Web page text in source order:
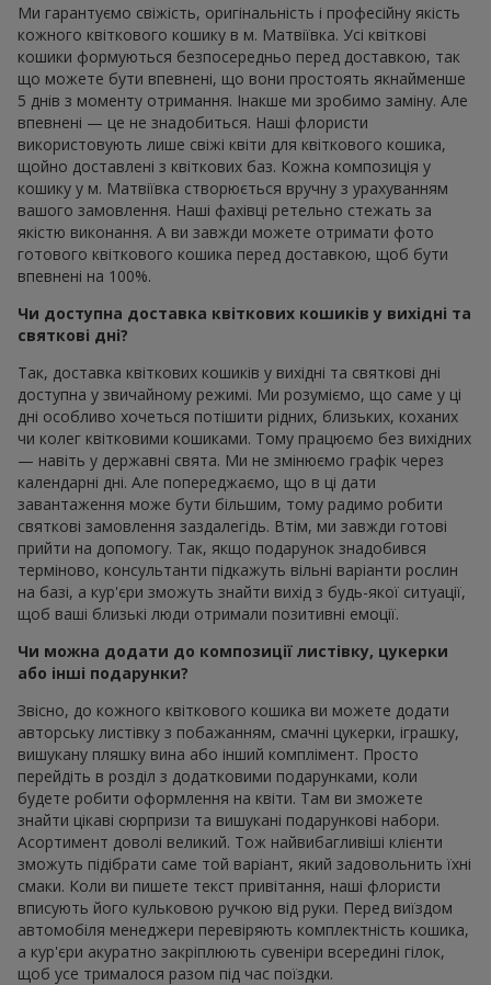
Ми гарантуємо свіжість, оригінальність і професійну якість
кожного квіткового кошику в м. Матвіївка. Усі квіткові
кошики формуються безпосередньо перед доставкою, так
що можете бути впевнені, що вони простоять якнайменше
5 днів з моменту отримання. Інакше ми зробимо заміну. Але
впевнені — це не знадобиться. Наші флористи
використовують лише свіжі квіти для квіткового кошика,
щойно доставлені з квіткових баз. Кожна композиція у
кошику у м. Матвіївка створюється вручну з урахуванням
вашого замовлення. Наші фахівці ретельно стежать за
якістю виконання. А ви завжди можете отримати фото
готового квіткового кошика перед доставкою, щоб бути
впевнені на 100%.
Чи доступна доставка квіткових кошиків у вихідні та
святкові дні?
Так, доставка квіткових кошиків у вихідні та святкові дні
доступна у звичайному режимі. Ми розуміємо, що саме у ці
дні особливо хочеться потішити рідних, близьких, коханих
чи колег квітковими кошиками. Тому працюємо без вихідних
— навіть у державні свята. Ми не змінюємо графік через
календарні дні. Але попереджаємо, що в ці дати
завантаження може бути більшим, тому радимо робити
святкові замовлення заздалегідь. Втім, ми завжди готові
прийти на допомогу. Так, якщо подарунок знадобився
терміново, консультанти підкажуть вільні варіанти рослин
на базі, а кур'єри зможуть знайти вихід з будь-якої ситуації,
щоб ваші близькі люди отримали позитивні емоції.
Чи можна додати до композиції листівку, цукерки
або інші подарунки?
Звісно, до кожного квіткового кошика ви можете додати
авторську листівку з побажанням, смачні цукерки, іграшку,
вишукану пляшку вина або інший комплімент. Просто
перейдіть в розділ з додатковими подарунками, коли
будете робити оформлення на квіти. Там ви зможете
знайти цікаві сюрпризи та вишукані подарункові набори.
Асортимент доволі великий. Тож найвибагливіші клієнти
зможуть підібрати саме той варіант, який задовольнить їхні
смаки. Коли ви пишете текст привітання, наші флористи
вписують його кульковою ручкою від руки. Перед виїздом
автомобіля менеджери перевіряють комплектність кошика,
а кур'єри акуратно закріплюють сувеніри всередині гілок,
щоб усе трималося разом під час поїздки.